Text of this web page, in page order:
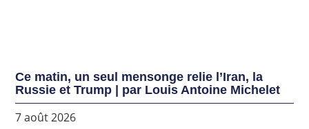
Ce matin, un seul mensonge relie l’Iran, la
Russie et Trump | par Louis Antoine Michelet
7 août 2026